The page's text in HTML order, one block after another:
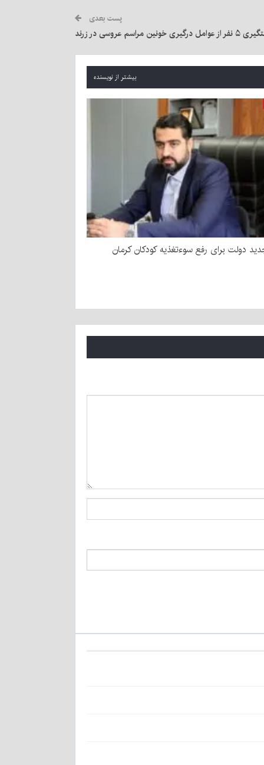
پست بعدی
درگیری خونین مراسم عروسی در زرند
بیشتر از نویسنده
دولت برای رفع سوءتغذیه کودکان کرمان